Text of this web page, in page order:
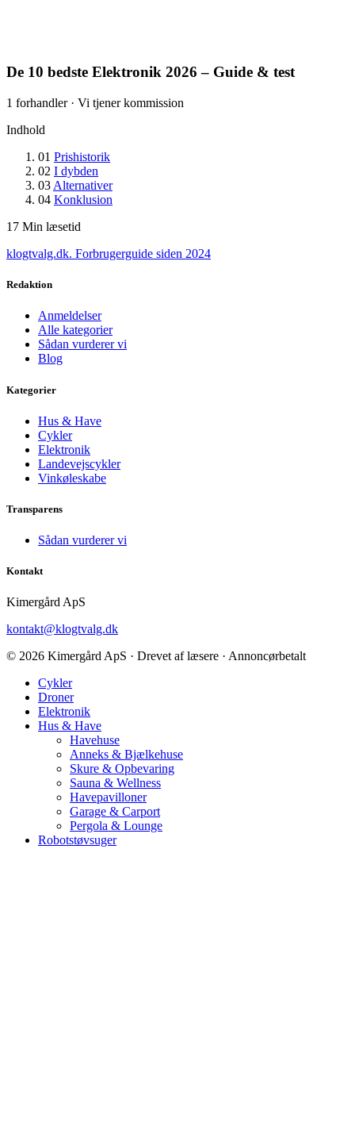
De 10 bedste Elektronik 2026 – Guide & test
1 forhandler · Vi tjener kommission
Indhold
01 Prishistorik
02 I dybden
03 Alternativer
04 Konklusion
17 Min læsetid
klogtvalg.dk. Forbrugerguide siden 2024
Redaktion
Anmeldelser
Alle kategorier
Sådan vurderer vi
Blog
Kategorier
Hus & Have
Cykler
Elektronik
Landevejscykler
Vinkøleskabe
Transparens
Sådan vurderer vi
Kontakt
Kimergård ApS
kontakt@klogtvalg.dk
© 2026 Kimergård ApS · Drevet af læsere · Annoncørbetalt
Cykler
Droner
Elektronik
Hus & Have
Havehuse
Anneks & Bjælkehuse
Skure & Opbevaring
Sauna & Wellness
Havepavilloner
Garage & Carport
Pergola & Lounge
Robotstøvsuger